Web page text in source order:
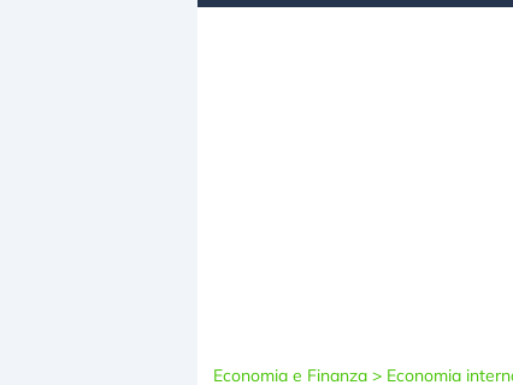
Economia e Finanza > Economia